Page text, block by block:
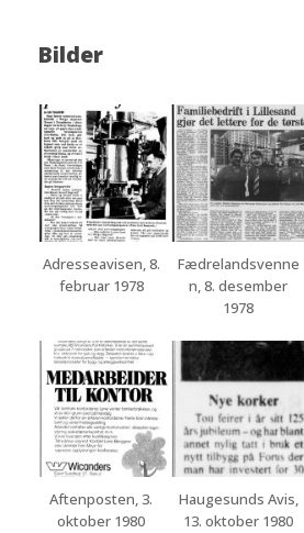
Bilder
Adresseavisen, 8.
februar 1978
Fædrelandsvenne
n, 8. desember
1978
Aftenposten, 3.
oktober 1980
Haugesunds Avis,
13. oktober 1980